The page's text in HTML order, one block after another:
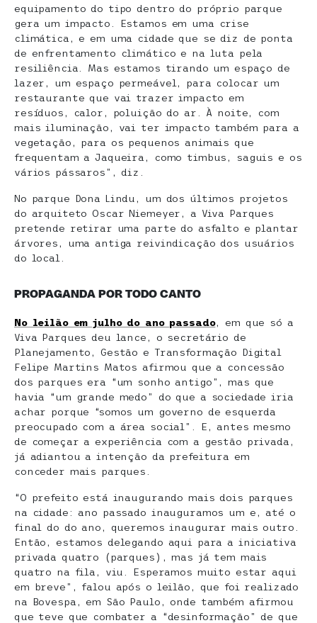
equipamento do tipo dentro do próprio parque
gera um impacto. Estamos em uma crise
climática, e em uma cidade que se diz de ponta
de enfrentamento climático e na luta pela
resiliência. Mas estamos tirando um espaço de
lazer, um espaço permeável, para colocar um
restaurante que vai trazer impacto em
resíduos, calor, poluição do ar. À noite, com
mais iluminação, vai ter impacto também para a
vegetação, para os pequenos animais que
frequentam a Jaqueira, como timbus, saguis e os
vários pássaros”, diz.
No parque Dona Lindu, um dos últimos projetos
do arquiteto Oscar Niemeyer, a Viva Parques
pretende retirar uma parte do asfalto e plantar
árvores, uma antiga reivindicação dos usuários
do local.
PROPAGANDA POR TODO CANTO
No leilão em julho do ano passado, em que só a
Viva Parques deu lance, o secretário de
Planejamento, Gestão e Transformação Digital
Felipe Martins Matos afirmou que a concessão
dos parques era “um sonho antigo”, mas que
havia “um grande medo” do que a sociedade iria
achar porque “somos um governo de esquerda
preocupado com a área social”. E, antes mesmo
de começar a experiência com a gestão privada,
já adiantou a intenção da prefeitura em
conceder mais parques.
“O prefeito está inaugurando mais dois parques
na cidade: ano passado inauguramos um e, até o
final do do ano, queremos inaugurar mais outro.
Então, estamos delegando aqui para a iniciativa
privada quatro (parques), mas já tem mais
quatro na fila, viu. Esperamos muito estar aqui
em breve”, falou após o leilão, que foi realizado
na Bovespa, em São Paulo, onde também afirmou
que teve que combater a “desinformação” de que